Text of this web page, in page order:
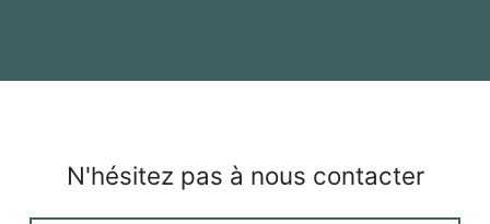
N'hésitez pas à nous contacter